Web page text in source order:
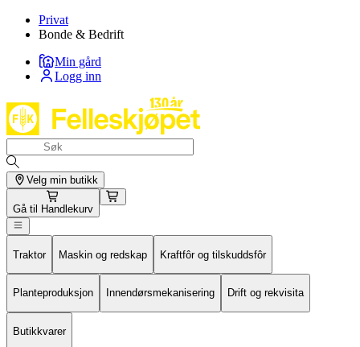
Privat
Bonde & Bedrift
Min gård
Logg inn
Velg min butikk
Gå til Handlekurv
Traktor Maskin og redskap Kraftfôr og tilskuddsfôr
Planteproduksjon Innendørsmekanisering Drift og rekvisita
Butikkvarer